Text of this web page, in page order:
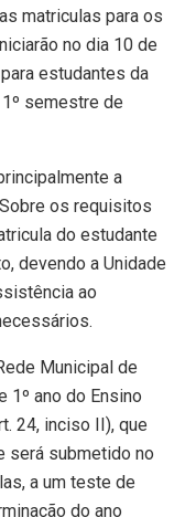
matriculas para os
no dia 10 de
estudantes da
semestre de
a
os requisitos
do estudante
devendo a Unidade
ao
Municipal de
1º ano do Ensino
24, inciso II), que
será submetido no
a um teste de
do ano